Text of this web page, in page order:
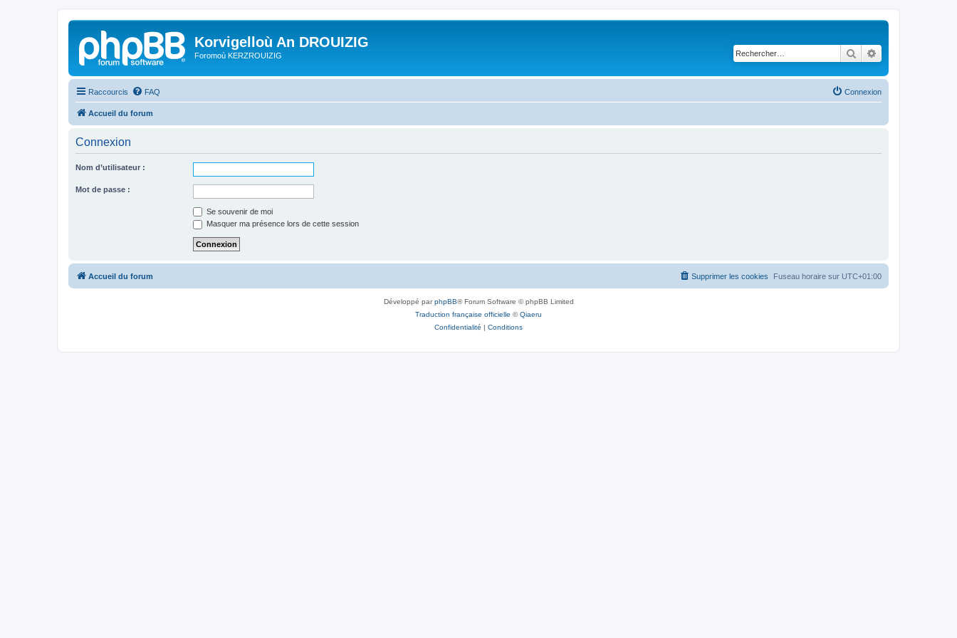
Korvigelloù An DROUIZIG
Foromoù KERZROUIZIG Rechercher
Raccourcis FAQ Connexion
Accueil du forum
Connexion
Nom d’utilisateur :
Mot de passe :
Se souvenir de moi
Masquer ma présence lors de cette session
Accueil du forum Fuseau horaire sur UTC+01:00
Supprimer les cookies
Développé parphpBB® Forum Software © phpBB Limited
Traduction française officielle ©Qiaeru
Confidentialité | Conditions